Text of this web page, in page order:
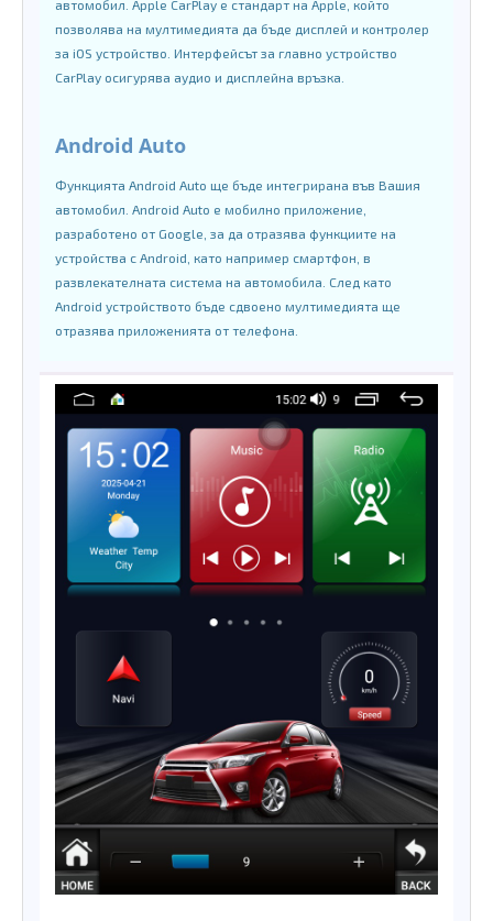
автомобил. Apple CarPlay е стандарт на Apple, който
позволява на мултимедията да бъде дисплей и контролер
за iOS устройство. Интерфейсът за главно устройство
CarPlay осигурява аудио и дисплейна връзка.
Android Auto
Функцията Android Auto ще бъде интегрирана във Вашия
автомобил. Android Auto е мобилно приложение,
разработено от Google, за да отразява функциите на
устройства с Android, като например смартфон, в
развлекателната система на автомобила. След като
Android устройството бъде сдвоено мултимедията ще
отразява приложенията от телефона.